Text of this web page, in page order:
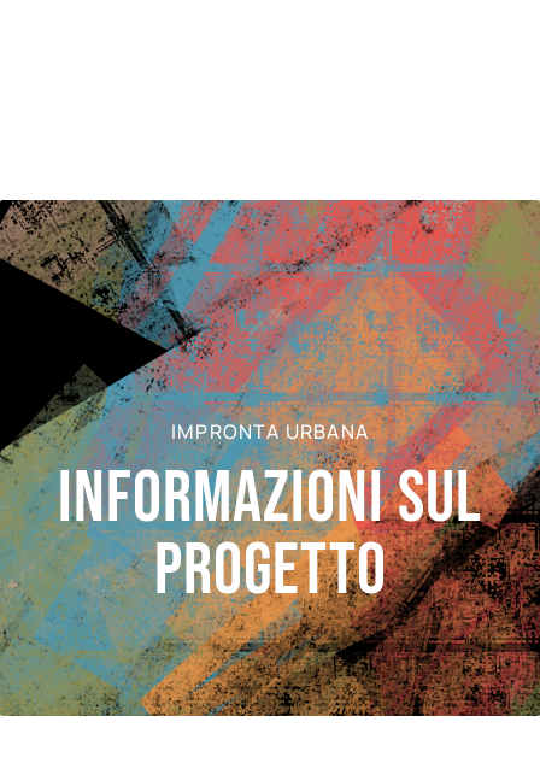
IMPRONTA URBANA
Informazioni sul
progetto